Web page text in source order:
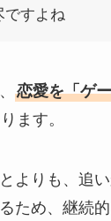
ですよね
恋愛を「ゲ
ます。
よりも、追
ため、継続